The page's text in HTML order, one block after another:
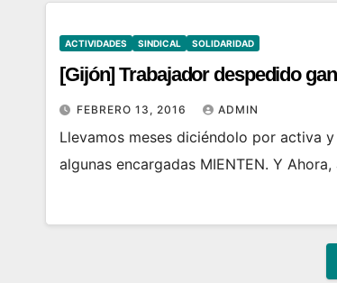
ACTIVIDADES SINDICAL SOLIDARIDAD
[Gijón] Trabajador despedido
FEBRERO 13, 2016 ADMIN
Llevamos meses diciéndolo por activa y
algunas encargadas MIENTEN. Y